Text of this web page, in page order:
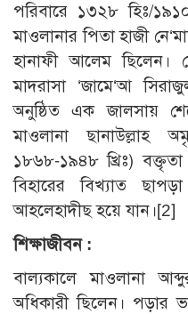
পরিবারে ১৩২৮ হিঃ/১৯১০
মাওলানার পিতা হাজী
হানাফী আলেম ছিলেন।
মাদরাসা ‘জামে‘আ
অনুষ্ঠিত এক জালসায়
মাওলানা ছানাউল্লাহ
১৮৬৮-১৯৪৮ খ্রিঃ)
বিহারের বিখ্যাত
আহলেহাদীছ হয়ে যান।[2]
শিক্ষাজীবন :
বাল্যকালে মাওলানা
অধিকারী ছিলেন। পড়ার